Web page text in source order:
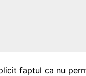
faptul ca nu